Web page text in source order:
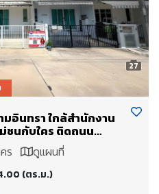
27
มอินทรา ใกล้สำนักงาน
ชนกับใคร ติดถนน
ร ดูแผนที่
(ตร.ม.)